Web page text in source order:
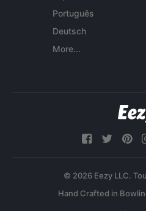
Português
Deutsch
More...
© 2026 Eezy LLC.